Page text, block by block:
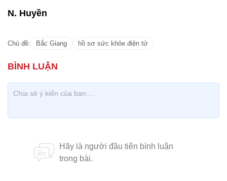
N. Huyền
Chủ đề: Bắc Giang hồ sơ sức khỏe điện tử